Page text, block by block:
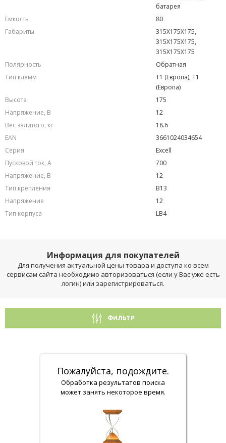
батарея
Емкость
80
Габариты
315X175X175,
315X175X175,
315X175X175
Полярность
Обратная
Тип клемм
T1 (Европа), T1
(Европа)
Высота
175
Напряжение, В
12
Вес залитого, кг
18.6
EAN
3661024034654
Серия
Excell
Пусковой ток, А
700
Напряжение, B
12
Тип крепления
B13
Напряжение
12
Тип корпуса
LB4
Информация для покупателей
Для получения актуальной цены товара и доступа ко всем
сервисам сайта необходимо авторизоваться (если у Вас уже есть
логин) или зарегистрироваться.
ФИЛЬТР
Пожалуйста, подождите.
Обработка результатов поиска
может занять некоторое время.